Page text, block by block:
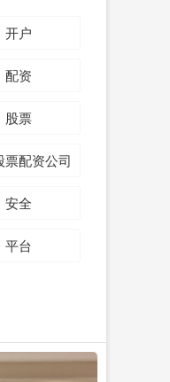
开户
配资
股票
票配资公司
安全
平台